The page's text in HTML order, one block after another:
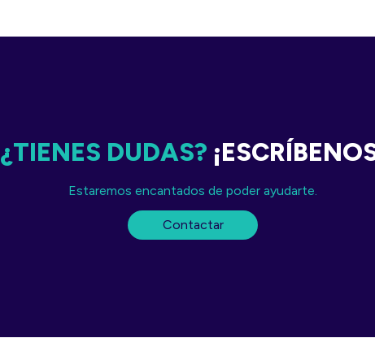
¿TIENES DUDAS?
Estaremos encantados de poder ayudarte.
Contactar